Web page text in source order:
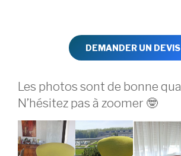
DEMANDER UN DEVIS
Les photos sont de bonne
N’hésitez pas à zoomer 🤓